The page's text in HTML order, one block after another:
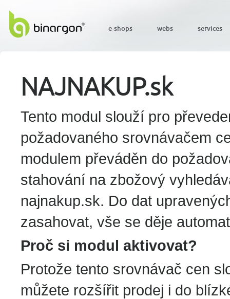
NAJNAKUP.sk
Tento modul slouží pro
požadovaného srovnávačem
modulem převáděn do
stahování na zbožový
najnakup.sk. Do dat
zasahovat, vše se děje
Proč si modul aktivovat?
Protože tento srovnávač cen
můžete rozšířit prodej i do
e-shops webs services